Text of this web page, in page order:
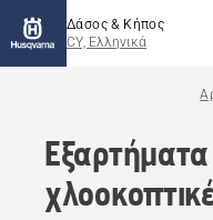
Δάσος & Κήπος
CY, Ελληνικά
Εξαρτήματα